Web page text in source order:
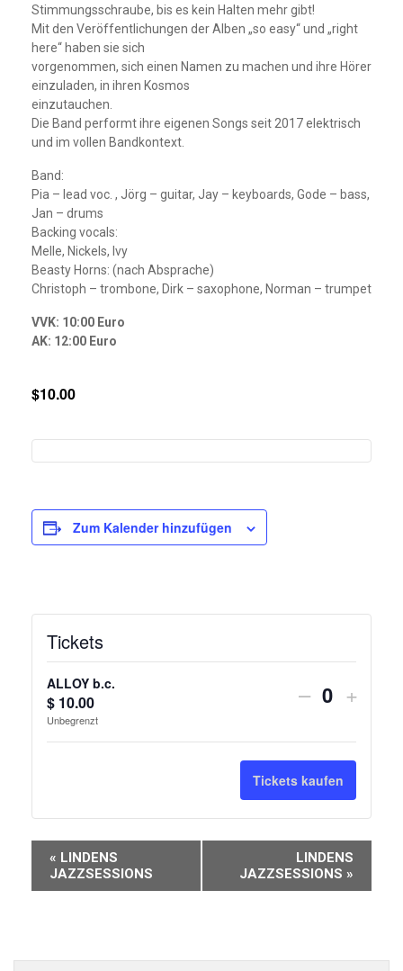
Stimmungsschraube, bis es kein Halten mehr gibt!
Mit den Veröffentlichungen der Alben „so easy“ und „right
here“ haben sie sich
vorgenommen, sich einen Namen zu machen und ihre Hörer
einzuladen, in ihren Kosmos
einzutauchen.
Die Band performt ihre eigenen Songs seit 2017 elektrisch
und im vollen Bandkontext.
Band:
Pia – lead voc. , Jörg – guitar, Jay – keyboards, Gode – bass,
Jan – drums
Backing vocals:
Melle, Nickels, Ivy
Beasty Horns: (nach Absprache)
Christoph – trombone, Dirk – saxophone, Norman – trumpet
VVK: 10:00 Euro
AK: 12:00 Euro
$10.00
Zum Kalender hinzufügen
Tickets
ALLOY b.c.
$ 10.00
Unbegrenzt
Verringern
für
ALLOY
b.c.
– Anzahl
b.c.
+
Tickets kaufen
Veranstaltung-
Navigation
« LINDENS
JAZZSESSIONS
LINDENS
JAZZSESSIONS »